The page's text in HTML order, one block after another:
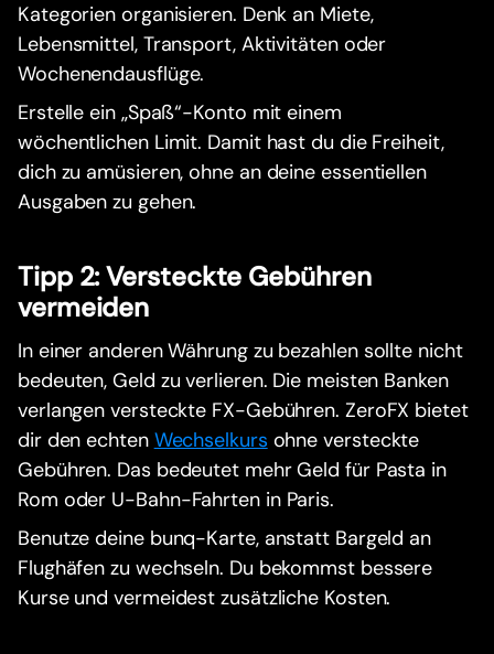
Kategorien organisieren. Denk an Miete,
Lebensmittel, Transport, Aktivitäten oder
Wochenendausflüge.
Erstelle ein „Spaß“-Konto mit einem
wöchentlichen Limit. Damit hast du die Freiheit,
dich zu amüsieren, ohne an deine essentiellen
Ausgaben zu gehen.
Tipp 2: Versteckte Gebühren
vermeiden
In einer anderen Währung zu bezahlen sollte nicht
bedeuten, Geld zu verlieren. Die meisten Banken
verlangen versteckte FX-Gebühren. ZeroFX bietet
dir den echten Wechselkurs ohne versteckte
Gebühren. Das bedeutet mehr Geld für Pasta in
Rom oder U-Bahn-Fahrten in Paris.
Benutze deine bunq-Karte, anstatt Bargeld an
Flughäfen zu wechseln. Du bekommst bessere
Kurse und vermeidest zusätzliche Kosten.